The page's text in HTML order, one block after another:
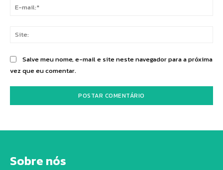
Salve meu nome, e-mail e site neste navegador para a próxima
vez que eu comentar.
Sobre nós